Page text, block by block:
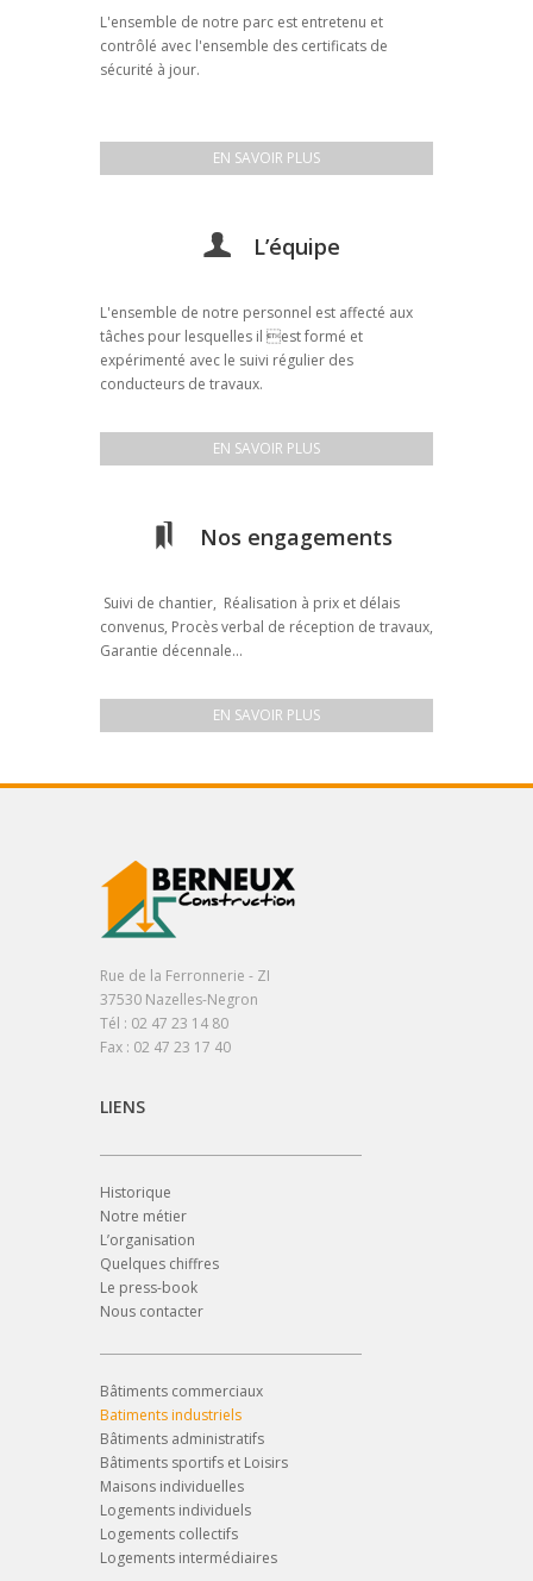
L'ensemble de notre parc est entretenu et
contrôlé avec l'ensemble des certificats de
sécurité à jour.
EN SAVOIR PLUS
L’équipe
L'ensemble de notre personnel est affecté aux
tâches pour lesquelles il est formé et
expérimenté avec le suivi régulier des
conducteurs de travaux.
EN SAVOIR PLUS
Nos engagements
Suivi de chantier, Réalisation à prix et délais
convenus, Procès verbal de réception de travaux,
Garantie décennale...
EN SAVOIR PLUS
Rue de la Ferronnerie - ZI
37530 Nazelles-Negron
Tél : 02 47 23 14 80
Fax : 02 47 23 17 40
LIENS
Historique
Notre métier
L’organisation
Quelques chiffres
Le press-book
Nous contacter
Bâtiments commerciaux
Batiments industriels
Bâtiments administratifs
Bâtiments sportifs et Loisirs
Maisons individuelles
Logements individuels
Logements collectifs
Logements intermédiaires